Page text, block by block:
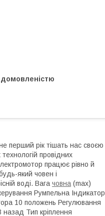
домовленістю
перший рік тішать нас своєю
провідних
працює рівно й
який човен і
воді. Вага човна (max)
Румпельна Індикатор
10 положень Регулювання
Тип кріплення